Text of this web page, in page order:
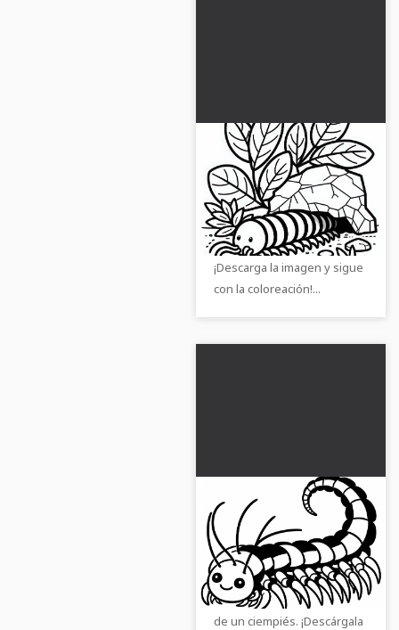
Cienpierdes se
esconde bajo la
piedra - Plantilla de
coloring gratuita
Sé creativo con nuestra
plantilla de coloración
gratuita de un ciempiés.
¡Descarga la imagen y sigue
con la coloreación!...
Imágenes para
colorear de ciempiés
gratuitas
No te pierdas la oportunidad
de descargar gratis una
genial imagen para colorear
de un ciempiés. ¡Descárgala